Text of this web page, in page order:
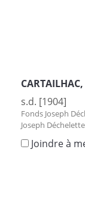
s.d. [1904]
Fonds Joseph
Joseph
Joindre à